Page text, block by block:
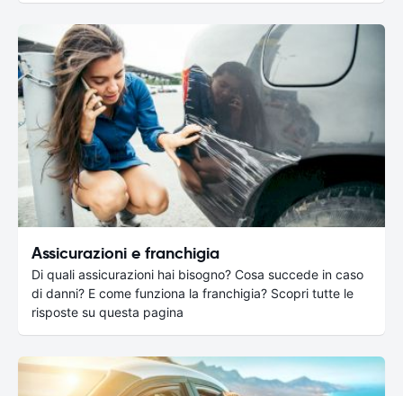
Assicurazioni e franchigia
Di quali assicurazioni hai bisogno? Cosa succede in caso
di danni? E come funziona la franchigia? Scopri tutte le
risposte su questa pagina